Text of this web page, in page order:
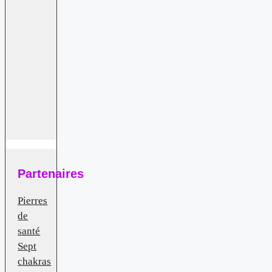
Partenaires
Pierres
de
santé
Sept
chakras